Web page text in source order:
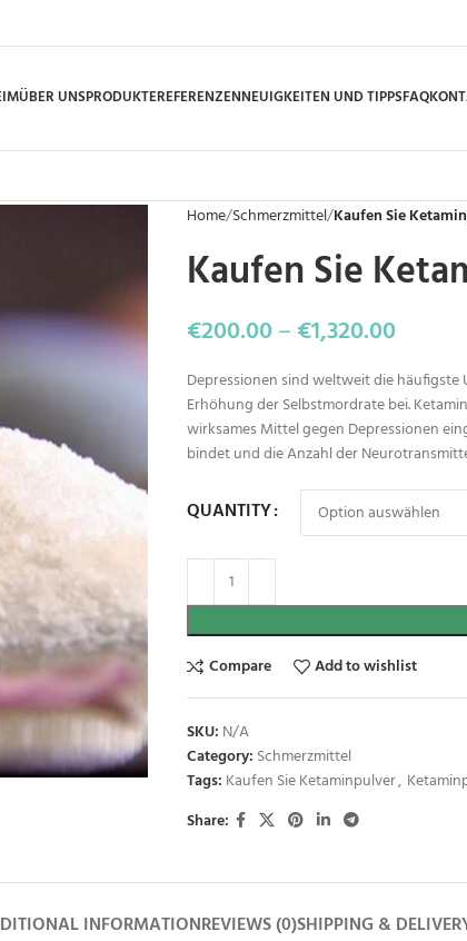
ÜBER UNSPRODUKTEREFERENZENNEUIGKEITEN UND TIPPSFAQ
Home Schmerzmittel Kaufen Sie
Kaufen Sie
€200.00 – €1,320.00
Depressionen sind weltweit die
Erhöhung der Selbstmordrate bei.
wirksames Mittel gegen Depressionen
bindet und die Anzahl der
QUANTITY
Compare
Add to wishlist
SKU: N/A
Category: Schmerzmittel
Tags: Kaufen Sie Ketaminpulver,
Share:
INFORMATIONREVIEWS (0)SHIPPING &